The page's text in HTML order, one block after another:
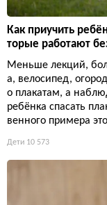
Как приучить
торые работают
Меньше лекций,
а, велосипед,
о плакатам, а
ребёнка спасать
венного примера
Дети 10 573